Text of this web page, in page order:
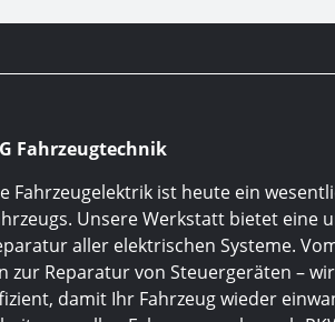
Fahrzeugtechnik
Fahrzeugelektrik ist heute ein
Unsere Werkstatt bietet eine
aller elektrischen Systeme.
zur Reparatur von Steuergeräten –
damit Ihr Fahrzeug wieder